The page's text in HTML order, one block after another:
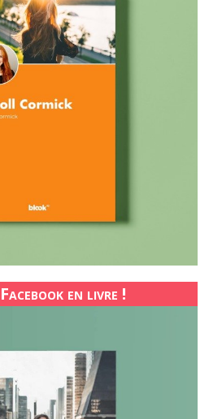
en livre !